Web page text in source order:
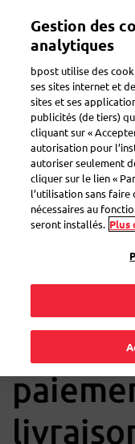
contenu
Toggle navigation
Paiement à la livraison
mon
colis
Gestion des
analytiques
bpost utilise des
ses sites internet et
sites et ses
publicités (de tiers)
cliquant sur «
autorisation pour
autoriser seulement
cliquer sur le lien «
l’utilisation sans
nécessaires au
seront installés. Plus